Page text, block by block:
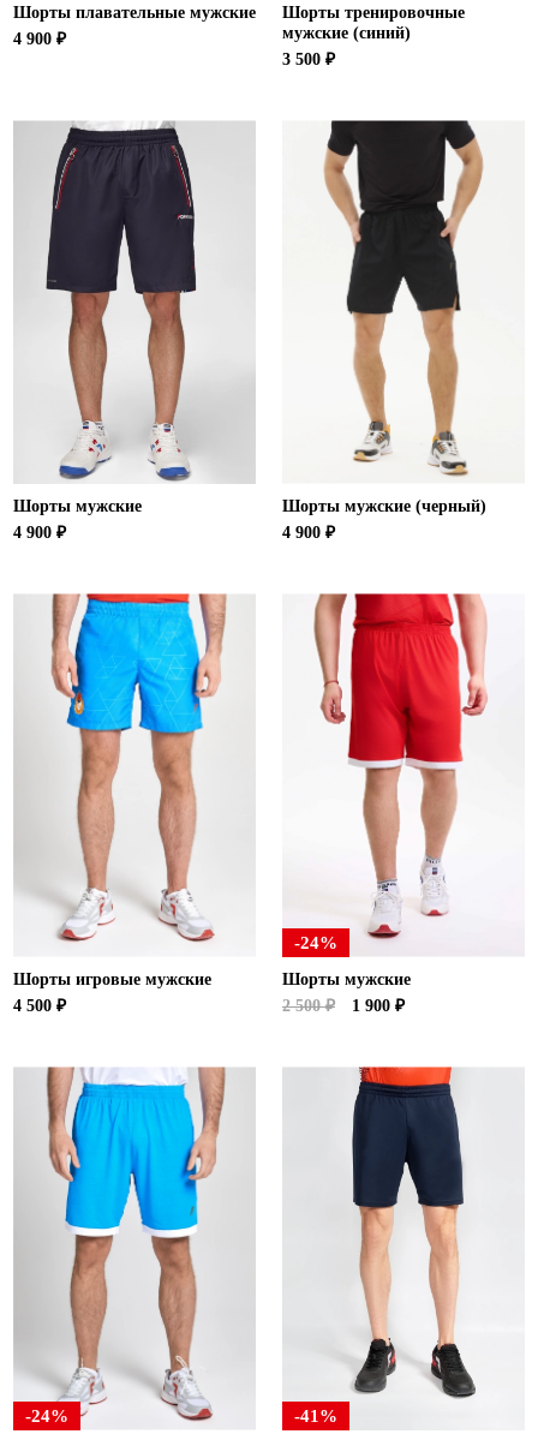
Шорты плавательные мужские
4 900 ₽
Шорты тренировочные
мужские (синий)
3 500 ₽
Шорты мужские
4 900 ₽
Шорты мужские (черный)
4 900 ₽
Шорты игровые мужские
4 500 ₽
-24%
Шорты мужские
2 500 ₽
1 900 ₽
-24% -41%